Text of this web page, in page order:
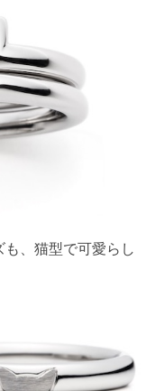
、猫型で可愛らし